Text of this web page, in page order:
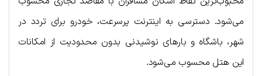
می‌شود. دسترسی به اینترنت پرسرعت، خودرو برای تردد در
شهر، باشگاه و بارهای نوشیدنی بدون محدودیت از امکانات
این هتل محسوب می‌شود.